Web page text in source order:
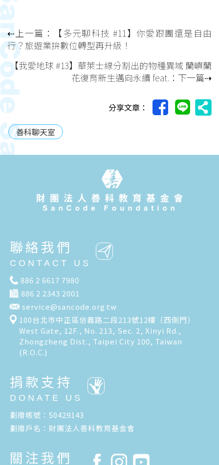
⇠上一篇：
【多元聊科技 #11】你愛跟團還是自由
行？旅遊業拚數位轉型再升級！
【我愛地球 #13】華萊士線分割出的物種異域 蘭嶼蘭
花復育新生邁向永續 feat. ：下一篇⇢
分享文章：
善科聊天室
聯絡我們
CONTACT US
886 2 6617 7980
886 2 2343 2001
service@sancode.org.tw
100台北市中正區信義路二段213號12樓（西側門）
West Gate, 12F., No. 213, Sec. 2, Xinyi Rd.,
Zhongzheng Dist., Taipei City 100, Taiwan
(R.O.C.)
捐款支持
DONATE US
劃撥帳號：50429143
劃撥戶名：財團法人善科教育基金會
關注我們